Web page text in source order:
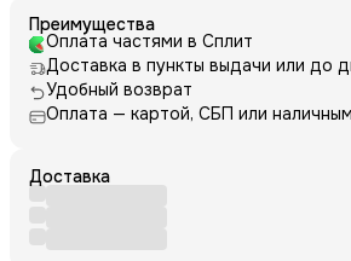
Преимущества
Оплата частями в Сплит
Доставка в пункты выдачи или до
Удобный возврат
Оплата — картой, СБП или
Доставка